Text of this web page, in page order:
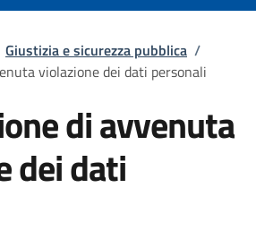
Giustizia e sicurezza pubblica /
violazione dei dati personali
di avvenuta
dei dati